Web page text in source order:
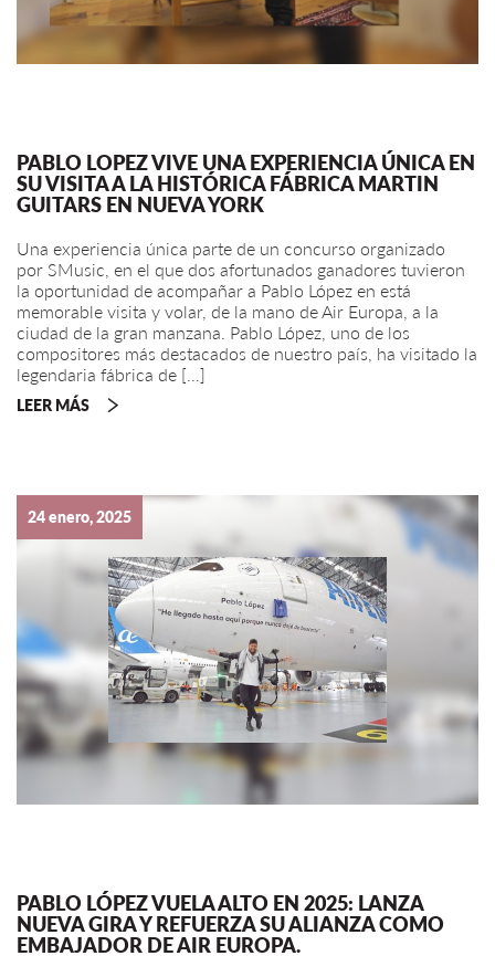
PABLO LOPEZ VIVE UNA EXPERIENCIA ÚNICA EN
SU VISITA A LA HISTÓRICA FÁBRICA MARTIN
GUITARS EN NUEVA YORK
Una experiencia única parte de un concurso organizado
por SMusic, en el que dos afortunados ganadores tuvieron
la oportunidad de acompañar a Pablo López en está
memorable visita y volar, de la mano de Air Europa, a la
ciudad de la gran manzana. Pablo López, uno de los
compositores más destacados de nuestro país, ha visitado la
legendaria fábrica de […]
LEER MÁS
24 enero, 2025
PABLO LÓPEZ VUELA ALTO EN 2025: LANZA
NUEVA GIRA Y REFUERZA SU ALIANZA COMO
EMBAJADOR DE AIR EUROPA.